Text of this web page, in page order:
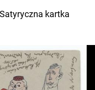
Satyryczna kartka